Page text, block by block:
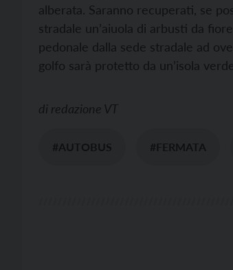
alberata. Saranno recuperati, se
stradale un’aiuola di arbusti da
pedonale dalla sede stradale ad
golfo sarà protetto da un’isola
di redazione VT
#AUTOBUS #FERMATA